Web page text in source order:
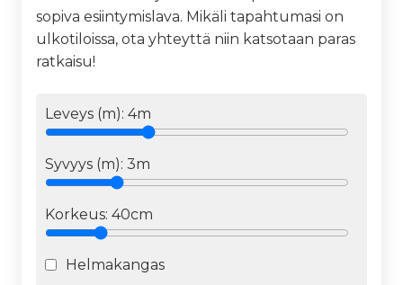
sopiva esiintymislava. Mikäli tapahtumasi on
ulkotiloissa, ota yhteyttä niin katsotaan paras
ratkaisu!
Leveys (m): 4m
Syvyys (m): 3m
Korkeus: 40cm
Helmakangas